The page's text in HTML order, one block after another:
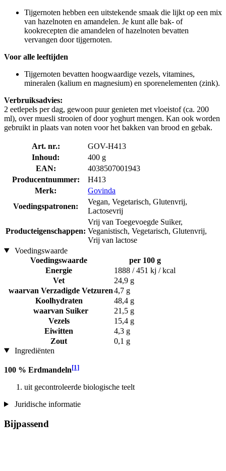
Tijgernoten hebben een uitstekende smaak die lijkt op een mix
van hazelnoten en amandelen. Je kunt alle bak- of
kookrecepten die amandelen of hazelnoten bevatten
vervangen door tijgernoten.
Voor alle leeftijden
Tijgernoten bevatten hoogwaardige vezels, vitamines,
mineralen (kalium en magnesium) en sporenelementen (zink).
Verbruiksadvies:
2 eetlepels per dag, gewoon puur genieten met vloeistof (ca. 200
ml), over muesli strooien of door yoghurt mengen. Kan ook worden
gebruikt in plaats van noten voor het bakken van brood en gebak.
Art. nr.:
GOV-H413
Inhoud:
400 g
EAN:
4038507001943
Producentnummer:
H413
Merk:
Govinda
Voedingspatronen:
Vegan, Vegetarisch, Glutenvrij,
Lactosevrij
Producteigenschappen:
Vrij van Toegevoegde Suiker,
Veganistisch, Vegetarisch, Glutenvrij,
Vrij van lactose
Voedingswaarde
Voedingswaarde
per 100 g
Energie
1888 / 451 kj / kcal
Vet
24,9 g
waarvan Verzadigde Vetzuren4,7 g
Koolhydraten
48,4 g
waarvan Suiker
21,5 g
Vezels
15,4 g
Eiwitten
4,3 g
Zout
0,1 g
Ingrediënten
100 % Erdmandeln[1]
uit gecontroleerde biologische teelt
Juridische informatie
Bijpassend